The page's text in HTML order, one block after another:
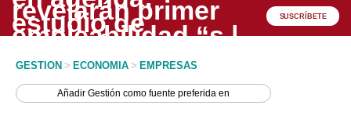
Peru Quiosco SUSCRÍBETE
GESTION > ECONOMIA > EMPRESAS
AñadirGestión como fuente preferida en